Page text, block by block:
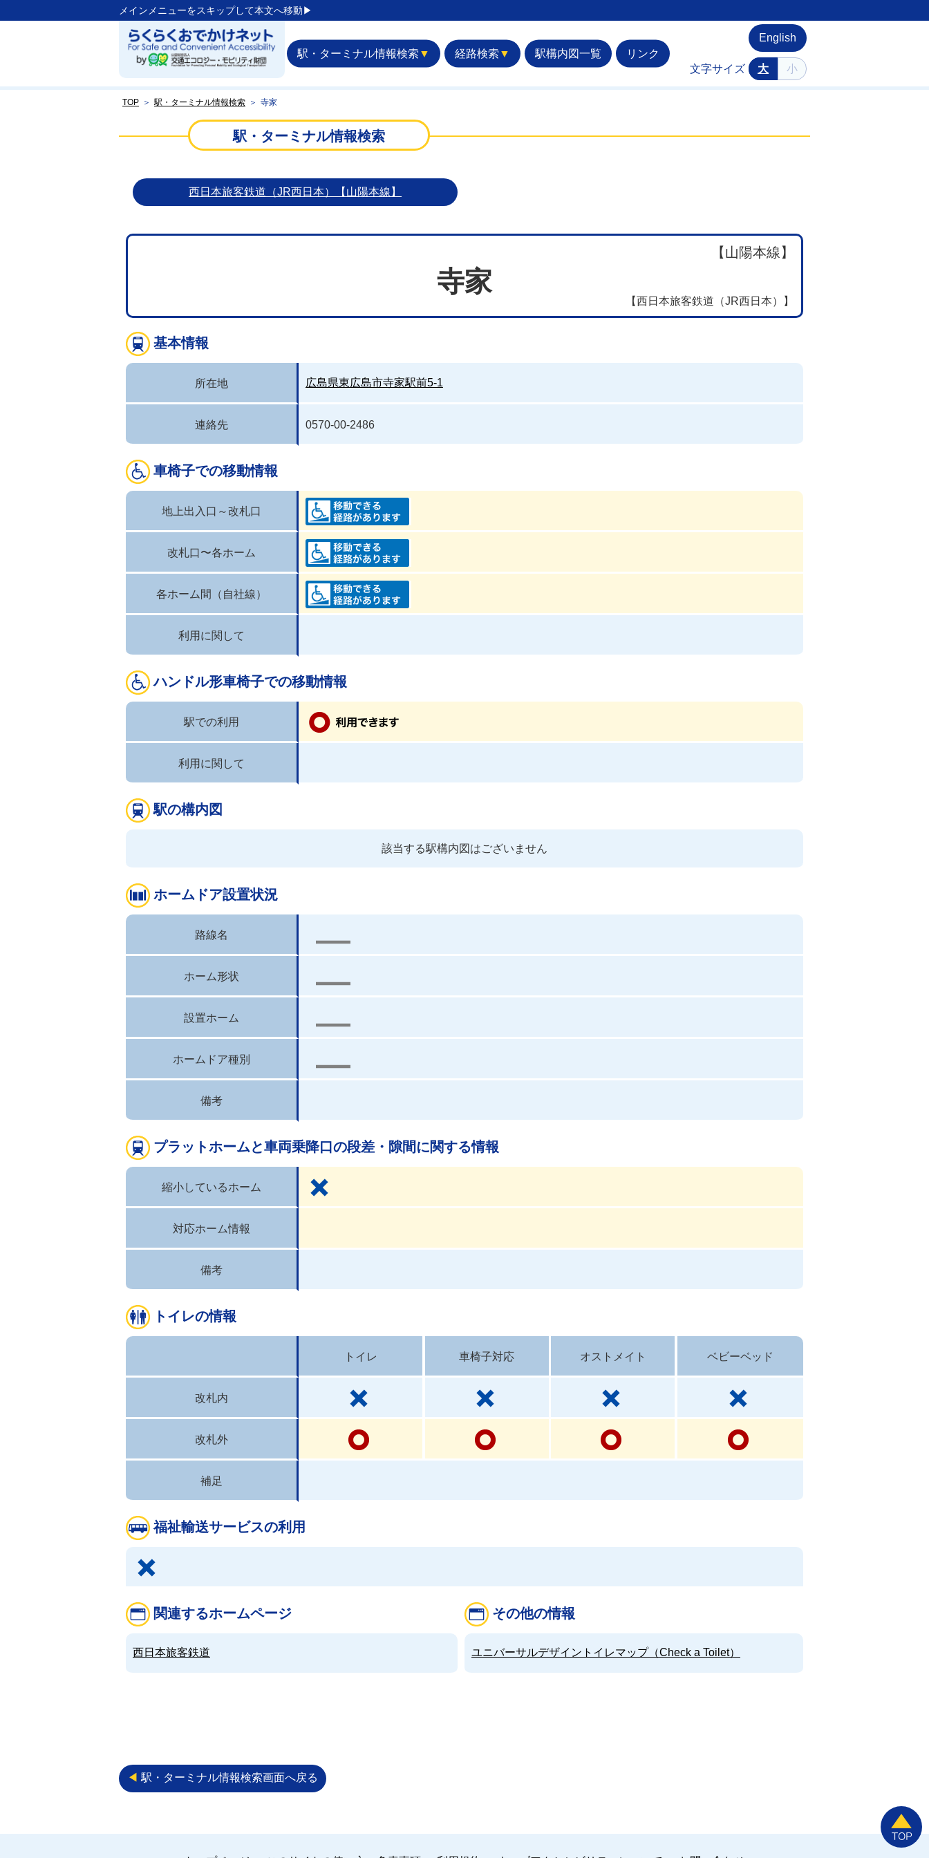
メインメニューをスキップして本文へ移動▶︎
駅・ターミナル情報検索 ▼ 経路検索 ▼ 駅構内図一覧 リンク
English
文字サイズ 大 小
TOP ＞ 駅・ターミナル情報検索 ＞ 寺家
駅・ターミナル情報検索
西日本旅客鉄道（JR西日本）【山陽本線】
【山陽本線】
寺家
【西日本旅客鉄道（JR西日本）】
基本情報
所在地 広島県東広島市寺家駅前5-1
連絡先 0570-00-2486
車椅子での移動情報
地上出入口～改札口
改札口〜各ホーム
各ホーム間（自社線）
利用に関して
ハンドル形車椅子での移動情報
駅での利用
利用に関して
駅の構内図
該当する駅構内図はございません
ホームドア設置状況
路線名
ホーム形状
設置ホーム
ホームドア種別
備考
プラットホームと車両乗降口の段差・隙間に関する情報
縮小しているホーム
対応ホーム情報
備考
トイレの情報
改札内
改札外
トイレ 車椅子対応 オストメイト ベビーベッド
補足
福祉輸送サービスの利用
関連するホームページ
西日本旅客鉄道
その他の情報
ユニバーサルデザイントイレマップ（Check a Toilet）
◀︎ 駅・ターミナル情報検索画面へ戻る